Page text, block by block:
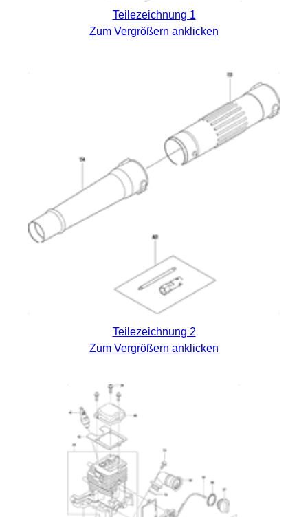
Teilezeichnung 1
Zum Vergrößern anklicken
Teilezeichnung 2
Zum Vergrößern anklicken